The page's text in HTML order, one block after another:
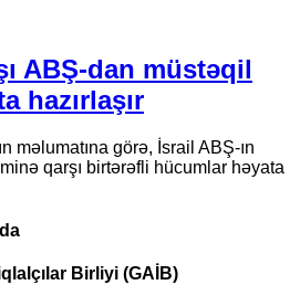
ABŞ-dan müstəqil
hazırlaşır
məlumatına görə, İsrail ABŞ-ın
qarşı birtərəfli hücumlar həyata
Birliyi (GAİB)